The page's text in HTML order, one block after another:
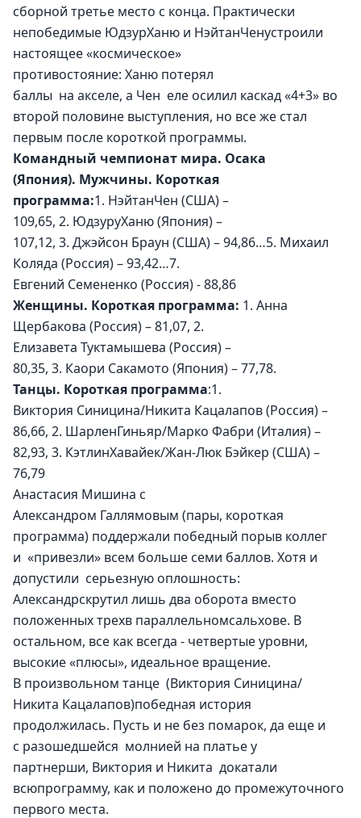
сборной третье место с конца. Практически
непобедимые ЮдзурХаню и НэйтанЧенустроили
настоящее «космическое»
противостояние: Ханю потерял
баллы  на акселе, а Чен  еле осилил каскад «4+3» во
второй половине выступления, но все же стал
первым после короткой программы.
Командный чемпионат мира. Осака
(Япония). Мужчины. Короткая
программа:1. НэйтанЧен (США) –
109,65, 2. ЮдзуруХаню (Япония) –
107,12, 3. Джэйсон Браун (США) – 94,86…5. Михаил
Коляда (Россия) – 93,42…7.
Евгений Семененко (Россия) - 88,86
Женщины. Короткая программа: 1. Анна
Щербакова (Россия) – 81,07, 2.
Елизавета Туктамышева (Россия) –
80,35, 3. Каори Сакамото (Япония) – 77,78.
Танцы. Короткая программа:1.
Виктория Синицина/Никита Кацалапов (Россия) –
86,66, 2. ШарленГиньяр/Марко Фабри (Италия) –
82,93, 3. КэтлинХавайек/Жан-Люк Бэйкер (США) –
76,79
Анастасия Мишина с
Александром Галлямовым (пары, короткая
программа) поддержали победный порыв коллег
и  «привезли» всем больше семи баллов. Хотя и
допустили  серьезную оплошность:
Александрскрутил лишь два оборота вместо
положенных трехв параллельномсальхове. В
остальном, все как всегда - четвертые уровни,
высокие «плюсы», идеальное вращение.
В произвольном танце  (Виктория Синицина/
Никита Кацалапов)победная история
продолжилась. Пусть и не без помарок, да еще и
с разошедшейся  молнией на платье у
партнерши, Виктория и Никита  докатали
всюпрограмму, как и положено до промежуточного
первого места.